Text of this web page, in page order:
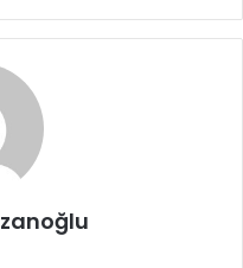
Hem doyurucu hem
ve kolesterolü
Mısır çorbası
oldukça tercih